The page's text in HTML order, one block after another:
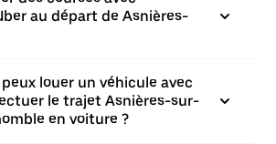
au départ de Asnières-
louer un véhicule avec
le trajet Asnières-sur-
en voiture ?